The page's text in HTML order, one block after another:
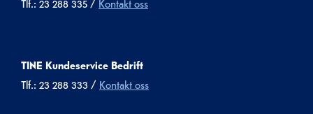
TINE Kundeservice Bedrift
Tlf.: 23 288 333 / Kontakt oss